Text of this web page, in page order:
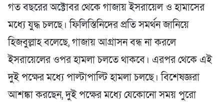
গত বছরের অক্টোবর থেকে গাজায় ইসরায়েল ও হামাসের
মধ্যে যুদ্ধ চলছে। ফিলিস্তিনিদের প্রতি সমর্থন জানিয়ে
হিজবুল্লাহ বলেছে, গাজায় আগ্রাসন বন্ধ না করলে
ইসরায়েলের ওপর হামলা চলতে থাকবে। এরপর থেকে এই
দুই পক্ষের মধ্যে পাল্টাপাল্টি হামলা চলছে। বিশেষজ্ঞরা
আশঙ্কা করছেন, দুই পক্ষের মধ্যে যেকোনো সময় পুরো